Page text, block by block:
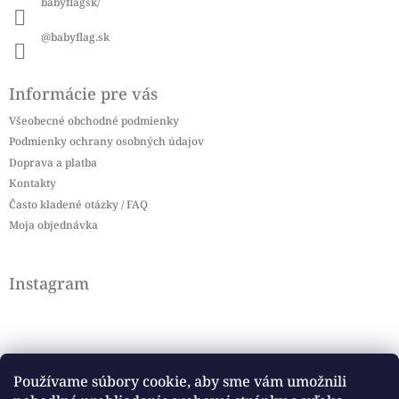
Používame súbory cookie, aby sme vám umožnili
@babyflag.sk
Informácie pre vás
Všeobecné obchodné podmienky
Podmienky ochrany osobných údajov
Doprava a platba
Kontakty
Často kladené otázky / FAQ
Moja objednávka
Instagram